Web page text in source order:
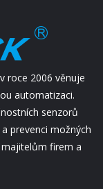
roce 2006 věnuje
automatizaci.
senzorů
prevenci možných
firem a